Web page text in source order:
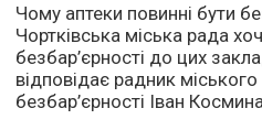
Чому аптеки повинні бути
Чортківська міська рада
безбар’єрності до цих
відповідає радник
безбар’єрності Іван